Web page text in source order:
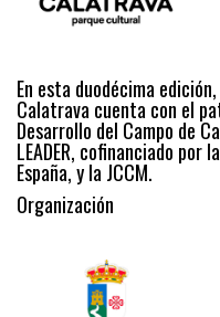
En esta duodécima
Calatrava cuenta con el
Desarrollo del Campo de
LEADER, cofinanciado por
España, y la JCCM.
Organización